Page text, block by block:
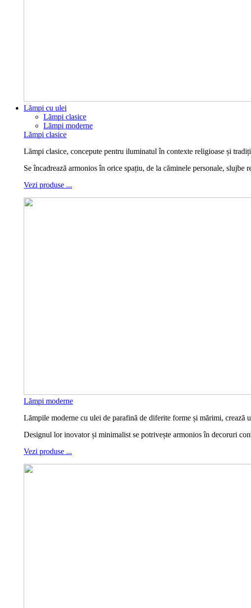
Lămpi cu ulei
Lămpi clasice
Lămpi moderne
Lămpi clasice
Lămpi clasice, concepute pentru iluminatul în contexte religioase și
Se încadrează armonios în orice spațiu, de la căminele personale, slujbe
Vezi produse ...
Lămpi moderne
Lămpile moderne cu ulei de parafină de diferite forme și mărimi, crează
Designul lor inovator și minimalist se potrivește armonios în decoruri
Vezi produse ...